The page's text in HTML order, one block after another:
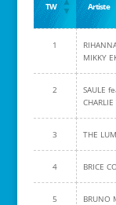
TW Artiste
1
MIKKY
2
SAULE
3 THE
4 BRICE
5 BRUNO